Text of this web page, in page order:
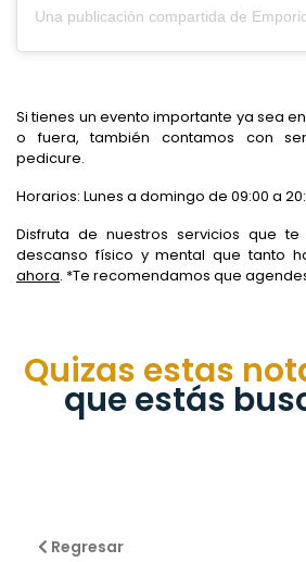
Si tienes un evento importante ya sea
o fuera, también contamos con
pedicure.
Horarios: Lunes a domingo de 09:00 a
Disfruta de nuestros servicios que
descanso físico y mental que tanto
ahora. *Te recomendamos que
Quizas estas
que estás
Regresar